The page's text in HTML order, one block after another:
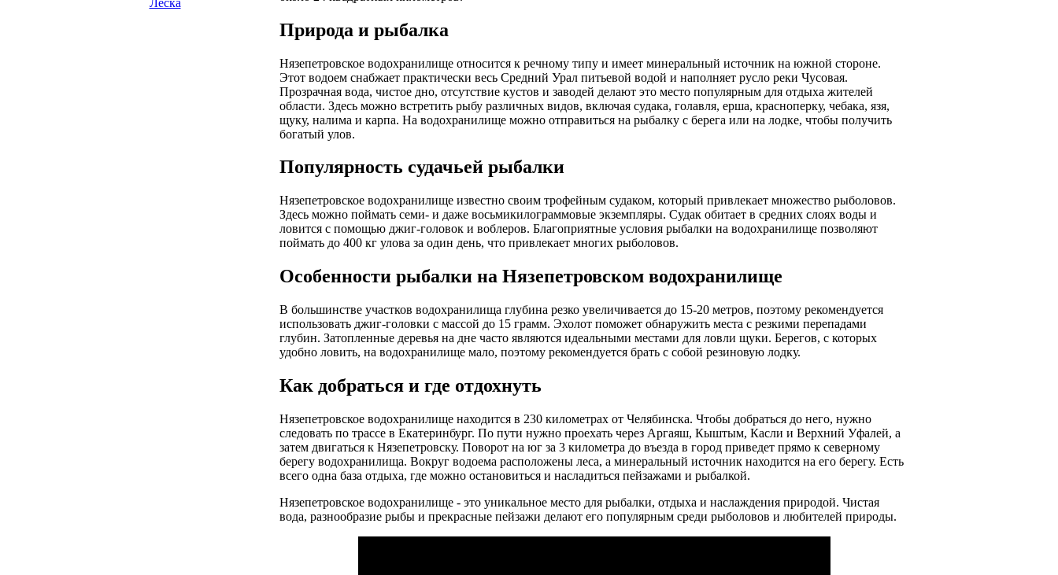
Леска
Природа и рыбалка
Нязепетровское водохранилище относится к речному типу и имеет минеральный источник на южной стороне.
Этот водоем снабжает практически весь Средний Урал питьевой водой и наполняет русло реки Чусовая.
Прозрачная вода, чистое дно, отсутствие кустов и заводей делают это место популярным для отдыха жителей
области. Здесь можно встретить рыбу различных видов, включая судака, голавля, ерша, красноперку, чебака, язя,
щуку, налима и карпа. На водохранилище можно отправиться на рыбалку с берега или на лодке, чтобы получить
богатый улов.
Популярность судачьей рыбалки
Нязепетровское водохранилище известно своим трофейным судаком, который привлекает множество рыболовов.
Здесь можно поймать семи- и даже восьмикилограммовые экземпляры. Судак обитает в средних слоях воды и
ловится с помощью джиг-головок и воблеров. Благоприятные условия рыбалки на водохранилище позволяют
поймать до 400 кг улова за один день, что привлекает многих рыболовов.
Особенности рыбалки на Нязепетровском водохранилище
В большинстве участков водохранилища глубина резко увеличивается до 15-20 метров, поэтому рекомендуется
использовать джиг-головки с массой до 15 грамм. Эхолот поможет обнаружить места с резкими перепадами
глубин. Затопленные деревья на дне часто являются идеальными местами для ловли щуки. Берегов, с которых
удобно ловить, на водохранилище мало, поэтому рекомендуется брать с собой резиновую лодку.
Как добраться и где отдохнуть
Нязепетровское водохранилище находится в 230 километрах от Челябинска. Чтобы добраться до него, нужно
следовать по трассе в Екатеринбург. По пути нужно проехать через Аргаяш, Кыштым, Касли и Верхний Уфалей, а
затем двигаться к Нязепетровску. Поворот на юг за 3 километра до въезда в город приведет прямо к северному
берегу водохранилища. Вокруг водоема расположены леса, а минеральный источник находится на его берегу. Есть
всего одна база отдыха, где можно остановиться и насладиться пейзажами и рыбалкой.
Нязепетровское водохранилище - это уникальное место для рыбалки, отдыха и наслаждения природой. Чистая
вода, разнообразие рыбы и прекрасные пейзажи делают его популярным среди рыболовов и любителей природы.